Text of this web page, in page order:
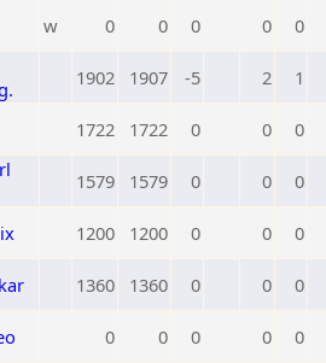
w 0 0 0 0 0
1902 1907 -5 2 1
1722 1722 0 0 0
1579 1579 0 0 0
1200 1200 0 0 0
1360 1360 0 0 0
0 0 0 0 0